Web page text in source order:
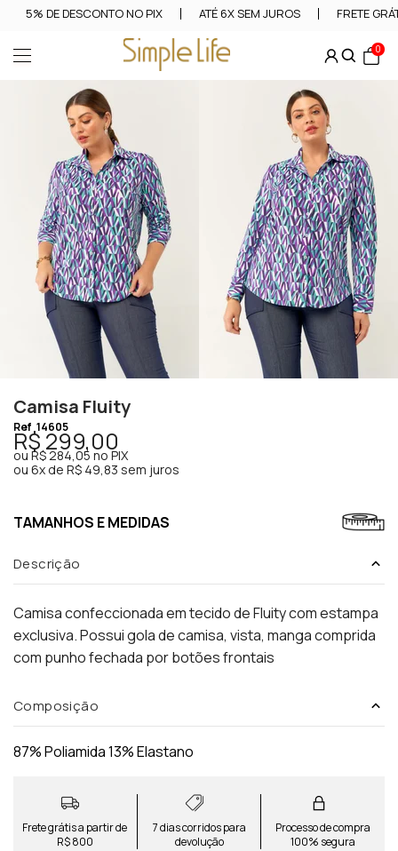
5% DE DESCONTO NO PIX ATÉ 6X SEM JUROS FRETE
0
Camisa Fluity
Ref 14605
R$ 299,00
ou R$ 284,05 no PIX
ou 6x de R$ 49,83 sem juros
TAMANHOS E MEDIDAS
Descrição
Camisa confeccionada em tecido de Fluity com estampa
exclusiva. Possui gola de camisa, vista, manga comprida
com punho fechada por botões frontais
Composição
87% Poliamida 13% Elastano
Frete grátis a partir de
R$ 800
7 dias corridos para
devolução
Processo de compra
100% segura